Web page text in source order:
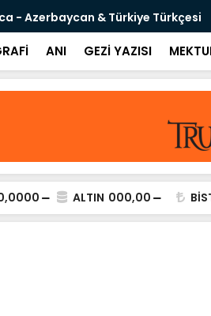
- Azerbaycan & Türkiye Türkçesi
ANI GEZİ YAZISI
ALTIN 000,00